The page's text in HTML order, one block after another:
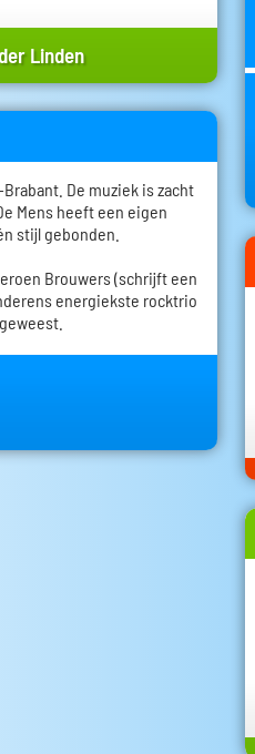
Linden
De muziek is zacht
Mens heeft een eigen
stijl gebonden.
Brouwers (schrijft een
energiekste rocktrio